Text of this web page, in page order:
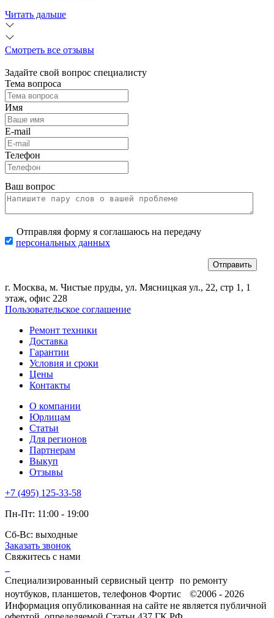
Читать дальше
Смотреть все отзывы
Задайте свой вопрос специалисту
Тема вопроса
Имя
E-mail
Телефон
Ваш вопрос
Отправляя форму я соглашаюсь на передачу
персональных данных
г. Москва, м. Чистые пруды, ул. Мясницкая ул., 22, стр 1, 1
этаж, офис 228
Пользовательское соглашение
Ремонт техники
Доставка
Гарантии
Условия и сроки
Цены
Контакты
О компании
Юрлицам
Статьи
Для регионов
Партнерам
Выкуп
Отзывы
+7 (495) 125-33-58
Пн-Пт: 11:00 - 19:00
Сб-Вс: выходные
Заказать звонок
Свяжитесь с нами
Специализированный сервисный центр по ремонту
ноутбуков, планшетов, телефонов Фортис ©2006 - 2026
Информация опубликованная на сайте не является публичной